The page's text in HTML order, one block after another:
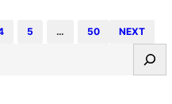
5 … 50 NEXT